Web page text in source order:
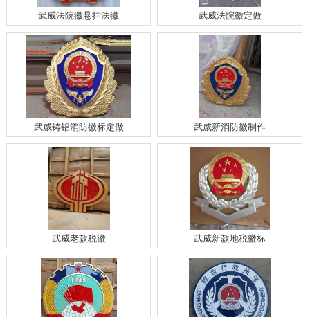
武威法院徽悬挂法徽 武威法院徽定做
武威铸铝消防徽标定做 武威新消防徽制作
武威老款税徽 武威新款地税徽标